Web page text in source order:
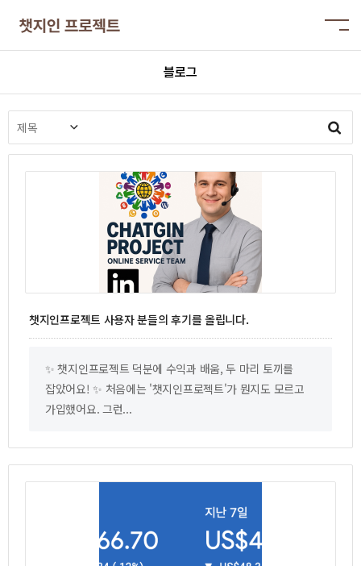
블로그
챗지인프로젝트 사용자 분들의 후기를 올립니다.
✨ 챗지인프로젝트 덕분에 수익과 배움, 두 마리 토끼를
잡았어요! ✨ 처음에는 '챗지인프로젝트'가 뭔지도 모르고
가입했어요. 그런...